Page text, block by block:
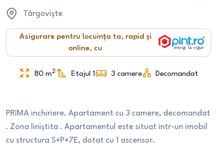
Târgoviște
Asigurare pentru locuința ta, rapid și
online, cu
80 m2 Etajul 1 3 camere Decomandat
PRIMA inchiriere. Apartament cu 3 camere, decomandat
. Zona liniștita . Apartamentul este situat intr-un imobil
cu structura S+P+7E, dotat cu 1 ascensor.